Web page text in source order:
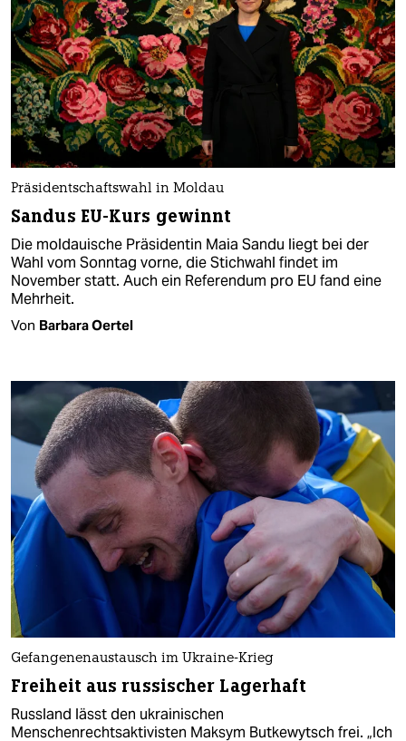
Präsidentschaftswahl in Moldau
Sandus EU-Kurs gewinnt
Die moldauische Präsidentin Maia Sandu liegt bei der
Wahl vom Sonntag vorne, die Stichwahl findet im
November statt. Auch ein Referendum pro EU fand eine
Mehrheit.
Von Barbara Oertel
Gefangenenaustausch im Ukraine-Krieg
Freiheit aus russischer Lagerhaft
Russland lässt den ukrainischen
Menschenrechtsaktivisten Maksym Butkewytsch frei. „Ich